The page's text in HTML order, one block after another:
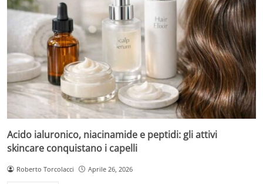
Acido ialuronico, niacinamide e peptidi: gli attivi
skincare conquistano i capelli
Roberto Torcolacci Aprile 26, 2026